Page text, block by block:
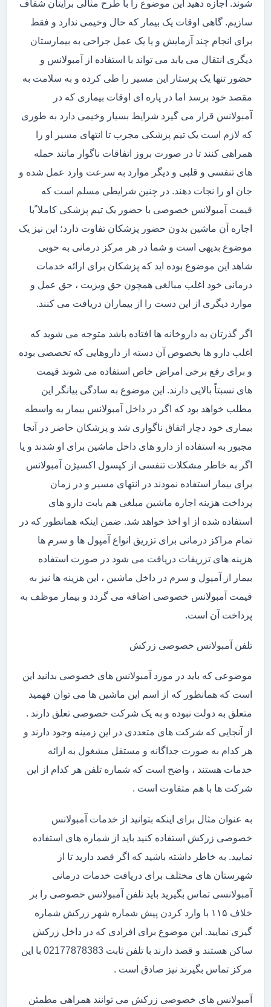
شوند. اجازه دهید این موضوع را با طرح مثالی برایتان شفاف
سازیم. گاهی اوقات یک بیمار که حال وخیمی ندارد و فقط
برای انجام چند آزمایش و یا یک عمل جراحی به بیمارستان
دیگری انتقال می یابد می تواند با استفاده از آمبولانس و
حضور تنها یک پرستار این مسیر را طی کرده و به سلامت به
مقصد خود برسد اما در پاره ای اوقات بیماری که در
آمبولانس قرار می گیرد شرایط بسیار وخیمی دارد به طوری
که لازم است یک تیم پزشکی مجرب تا انتهای مسیر او را
همراهی کنند تا در صورت بروز اتفاقات ناگوار مانند حمله
های تنفسی و قلبی و دیگر موارد به سرعت وارد عمل شده و
جان او را نجات دهند. در چنین شرایطی مسلم است که
قیمت آمبولانس خصوصی با حضور یک تیم پزشکی کاملا ًبا
اجاره آن ماشین بدون حضور پزشکان تفاوت دارد؛ این نیز یک
موضوع بدیهی است و شما در هر مرکز درمانی به خوبی
شاهد این موضوع بوده اید که پزشکان برای ارائه خدمات
درمانی خود اغلب مبالغی همچون حق ویزیت ، حق عمل و
موارد دیگری از این دست را از بیماران دریافت می کنند.
اگر گذرتان به داروخانه ها افتاده باشد متوجه می شوید که
اغلب دارو ها بخصوص آن دسته از داروهایی که تخصصی بوده
و برای رفع برخی امراض خاص استفاده می شوند قیمت
های نسبتاً بالایی دارند. این موضوع به سادگی بیانگر این
مطلب خواهد بود که اگر در داخل آمبولانس بیمار به واسطه
بیماری خود دچار اتفاق ناگواری شد و پزشکان حاضر در آنجا
مجبور به استفاده از دارو های داخل ماشین برای او شدند و یا
اگر به خاطر مشکلات تنفسی از کپسول اکسیژن آمبولانس
برای بیمار استفاده نمودند در انتهای مسیر و در زمان
پرداخت هزینه اجاره ماشین مبلغی هم بابت دارو های
استفاده شده از او اخذ خواهد شد. ضمن اینکه همانطور که در
تمام مراکز درمانی برای تزریق انواع آمپول ها و سرم ها
هزینه های تزریقات دریافت می شود در صورت استفاده
بیمار از آمپول و سرم در داخل ماشین ، این هزینه ها نیز به
قیمت آمبولانس خصوصی اضافه می گردد و بیمار موظف به
پرداخت آن است.
تلفن آمبولانس خصوصی زرکش
موضوعی که باید در مورد آمبولانس های خصوصی بدانید این
است که همانطور که از اسم این ماشین ها می توان فهمید
متعلق به دولت نبوده و به یک شرکت خصوصی تعلق دارند .
از آنجایی که شرکت های متعددی در این زمینه وجود دارند و
هر کدام به صورت جداگانه و مستقل مشغول به ارائه
خدمات هستند ، واضح است که شماره تلفن هر کدام از این
شرکت ها با هم متفاوت است .
به عنوان مثال برای اینکه بتوانید از خدمات آمبولانس
خصوصی زرکش استفاده کنید باید از شماره های استفاده
نمایید. به خاطر داشته باشید که اگر قصد دارید تا از
شهرستان های مختلف برای دریافت خدمات درمانی
آمبولانسی تماس بگیرید باید تلفن آمبولانس خصوصی را بر
خلاف ۱۱۵ با وارد کردن پیش شماره شهر زرکش شماره
گیری نمایید. این موضوع برای افرادی که در داخل زرکش
ساکن هستند و قصد دارند با تلفن ثابت 02177878383 با این
مرکز تماس بگیرند نیز صادق است .
آمبولانس های خصوصی زرکش می توانند همراهی مطمئن